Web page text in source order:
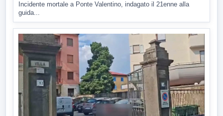
Incidente mortale a Ponte Valentino, indagato il 21enne alla
guida...